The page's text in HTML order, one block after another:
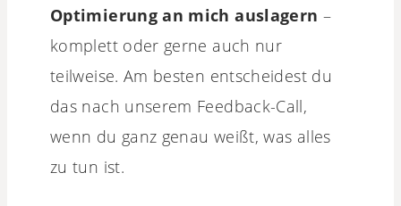
Optimierung an mich auslagern –
komplett oder gerne auch nur
teilweise. Am besten entscheidest du
das nach unserem Feedback-Call,
wenn du ganz genau weißt, was alles
zu tun ist.